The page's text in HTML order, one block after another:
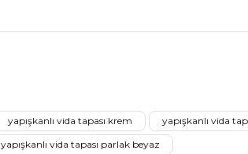
Ürünü Değerlendir
yapışkanlı vida tapası krem yapışkanlı vida
yapışkanlı vida tapası parlak beyaz